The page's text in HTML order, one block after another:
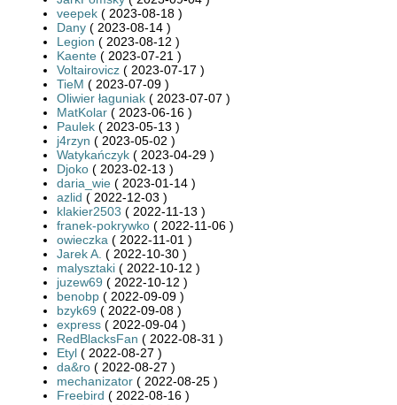
veepek ( 2023-08-18 )
Dany ( 2023-08-14 )
Legion ( 2023-08-12 )
Kaente ( 2023-07-21 )
Voltairovicz ( 2023-07-17 )
TieM ( 2023-07-09 )
Oliwier łaguniak ( 2023-07-07 )
MatKolar ( 2023-06-16 )
Paulek ( 2023-05-13 )
j4rzyn ( 2023-05-02 )
Watykańczyk ( 2023-04-29 )
Djoko ( 2023-02-13 )
daria_wie ( 2023-01-14 )
azlid ( 2022-12-03 )
klakier2503 ( 2022-11-13 )
franek-pokrywko ( 2022-11-06 )
owieczka ( 2022-11-01 )
Jarek A. ( 2022-10-30 )
malysztaki ( 2022-10-12 )
juzew69 ( 2022-10-12 )
benobp ( 2022-09-09 )
bzyk69 ( 2022-09-08 )
express ( 2022-09-04 )
RedBlacksFan ( 2022-08-31 )
Etyl ( 2022-08-27 )
da&ro ( 2022-08-27 )
mechanizator ( 2022-08-25 )
Freebird ( 2022-08-16 )